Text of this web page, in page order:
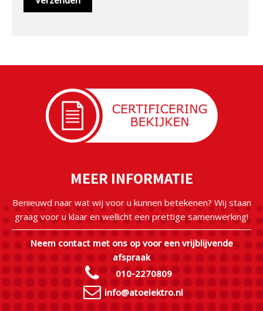
MEER INFORMATIE
Benieuwd naar wat wij voor u kunnen betekenen? Wij staan
graag voor u klaar en wellicht een prettige samenwerking!
Neem contact met ons op voor een vrijblijvende
afspraak
010-2270809
info@atoelektro.nl